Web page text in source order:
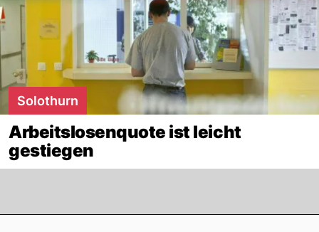
Solothurn
Arbeitslosenquote ist leicht
gestiegen